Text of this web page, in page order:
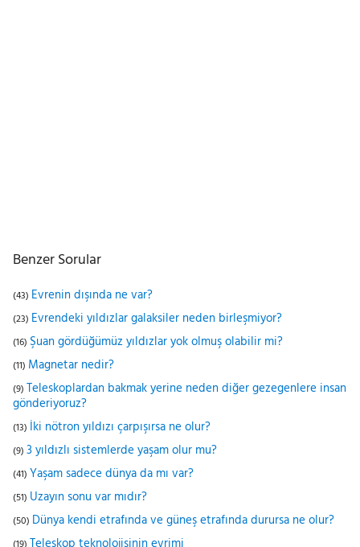
Benzer Sorular
(43) Evrenin dışında ne var?
(23) Evrendeki yıldızlar galaksiler neden birleşmiyor?
(16) Şuan gördüğümüz yıldızlar yok olmuş olabilir mi?
(11) Magnetar nedir?
(9) Teleskoplardan bakmak yerine neden diğer gezegenlere insan
gönderiyoruz?
(13) İki nötron yıldızı çarpışırsa ne olur?
(9) 3 yıldızlı sistemlerde yaşam olur mu?
(41) Yaşam sadece dünya da mı var?
(51) Uzayın sonu var mıdır?
(50) Dünya kendi etrafında ve güneş etrafında durursa ne olur?